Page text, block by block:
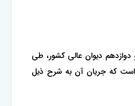
شعب بیست‌و یکم و دوازدهم دیوان عالی کشور، طی
که جریان آن به شرح ذیل